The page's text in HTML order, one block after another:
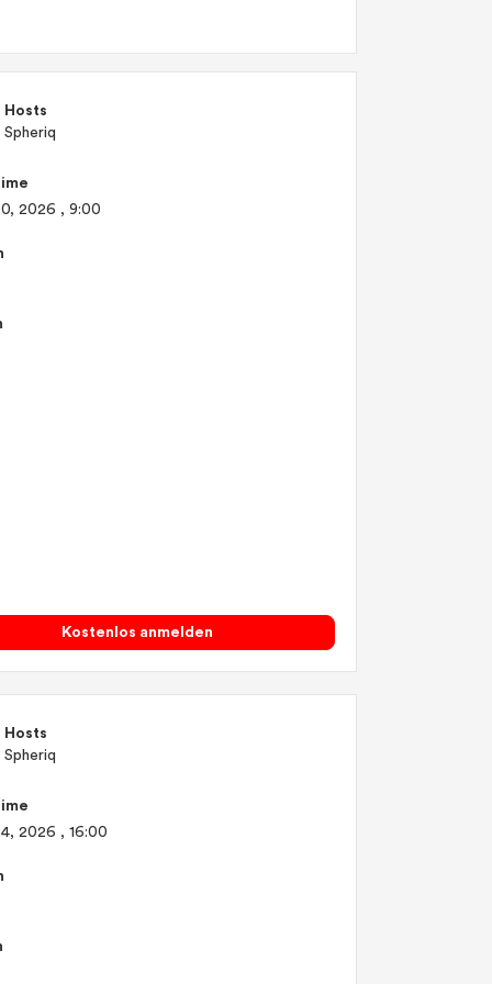
Hosts
Spheriq
2026 , 9:00
Kostenlos anmelden
Hosts
Spheriq
2026 , 16:00